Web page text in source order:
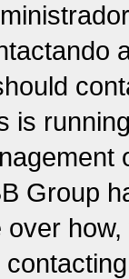
is
Group